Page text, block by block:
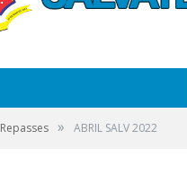
Repasses » ABRIL SALV 2022